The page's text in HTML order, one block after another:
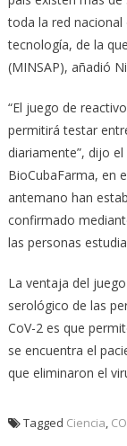
toda la red
tecnología, de la
(MINSAP), añadió
“El juego de
permitirá testar
diariamente”, dijo
BioCubaFarma, en
antemano han
confirmado
las personas
La ventaja del
serológico de las
CoV-2 es que
se encuentra el
que eliminaron el
Tagged Ciencia